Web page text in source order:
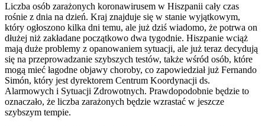
Liczba osób zarażonych koronawirusem w Hiszpanii cały czas
rośnie z dnia na dzień. Kraj znajduje się w stanie wyjątkowym,
który ogłoszono kilka dni temu, ale już dziś wiadomo, że potrwa on
dłużej niż zakładane początkowo dwa tygodnie. Hiszpanie wciąż
mają duże problemy z opanowaniem sytuacji, ale już teraz decydują
się na przeprowadzanie szybszych testów, także wśród osób, które
mogą mieć łagodne objawy choroby, co zapowiedział już Fernando
Simón, który jest dyrektorem Centrum Koordynacji ds.
Alarmowych i Sytuacji Zdrowotnych. Prawdopodobnie będzie to
oznaczało, że liczba zarażonych będzie wzrastać w jeszcze
szybszym tempie.